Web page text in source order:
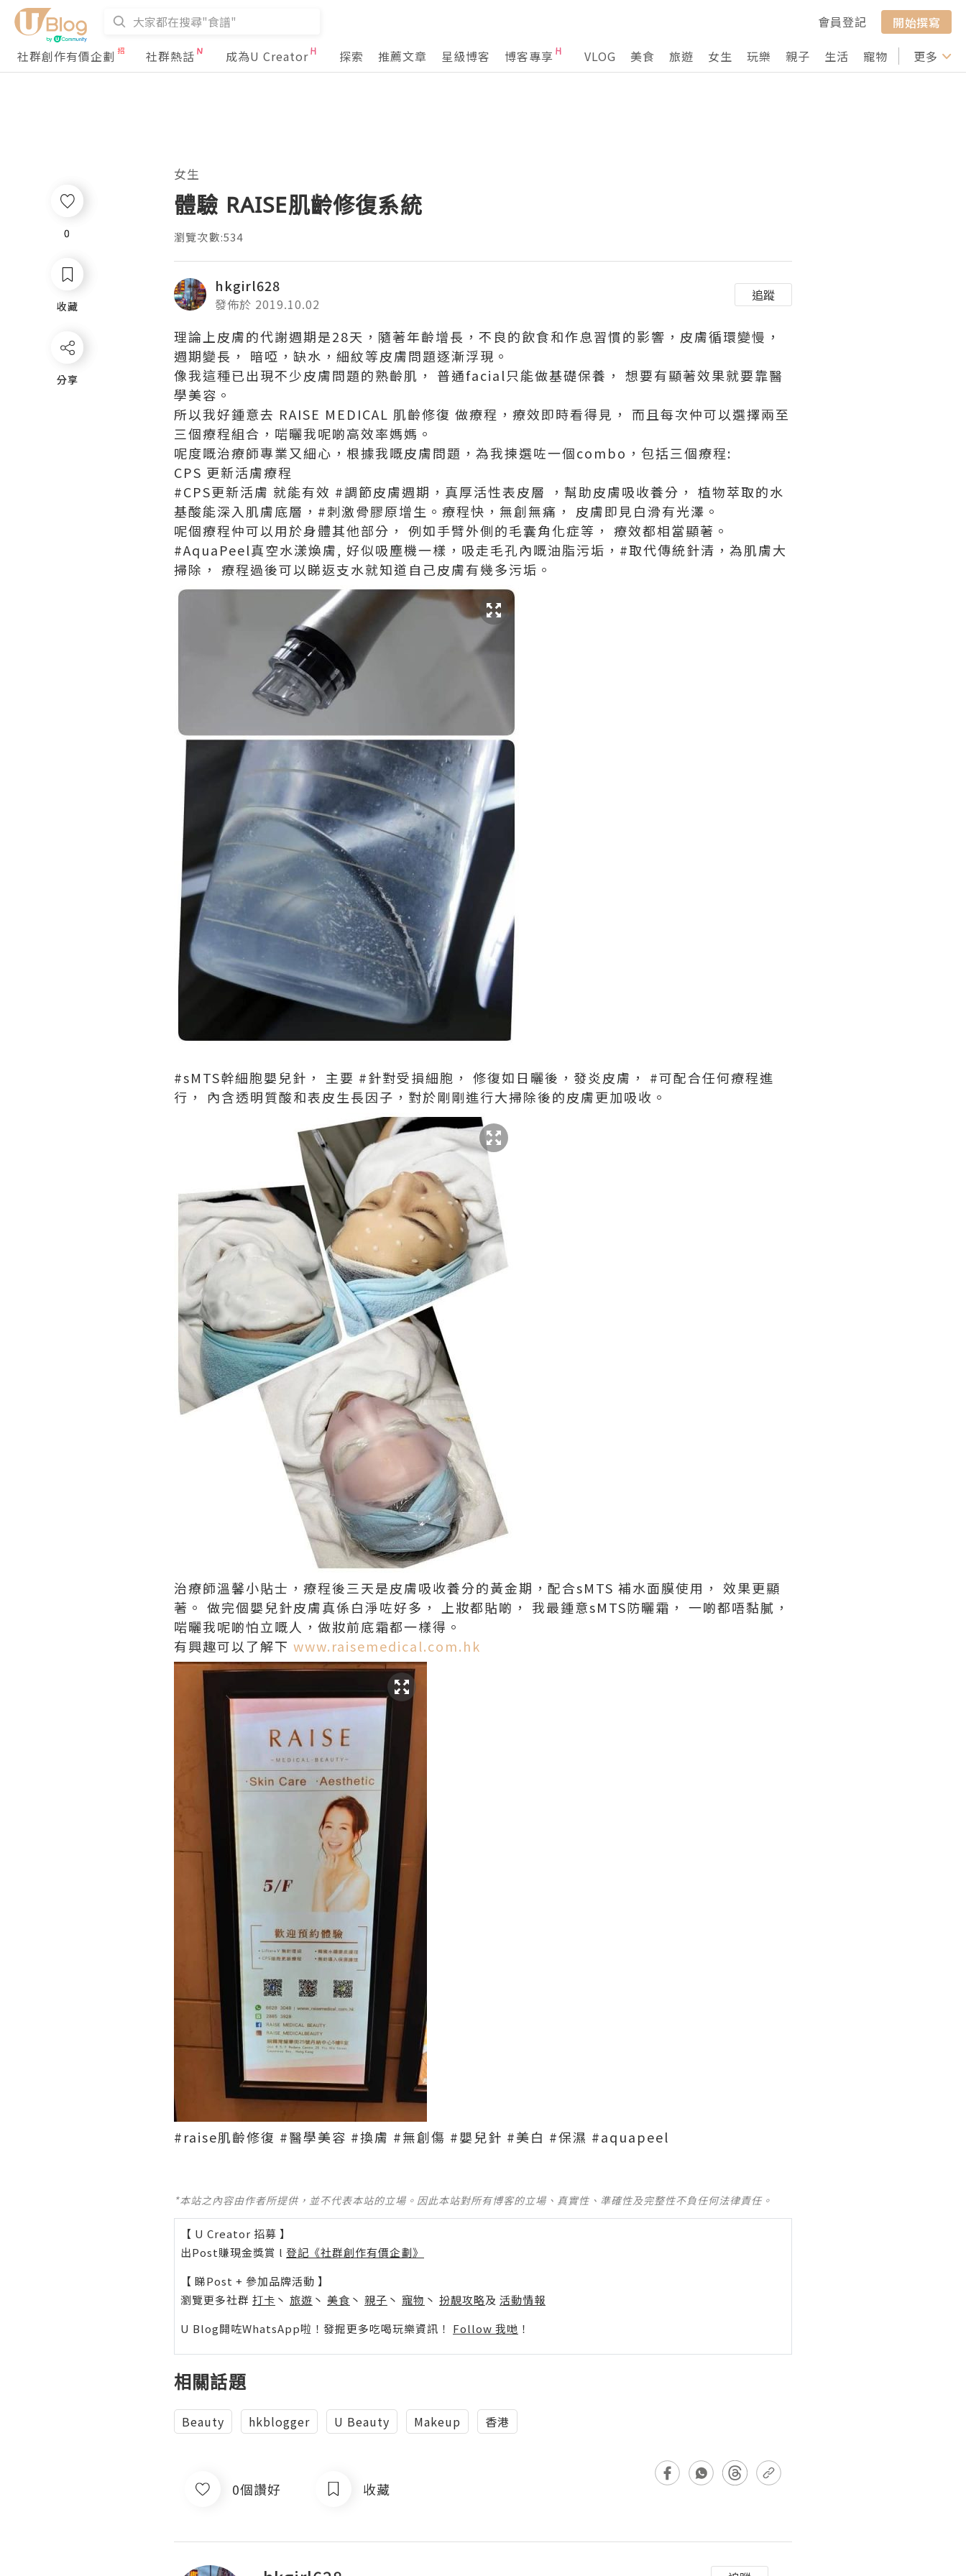
會員登記
開始撰寫
社群創作有價企劃
社群熱話 成為U Creator 探索 推薦文章 星級博客 博客專享 VLOG 美食 旅遊 女生 玩樂 親子 生活 寵物 行山 打卡
更多
0
收藏
分享
女生
體驗 RAISE肌齡修復系統
瀏覽次數:534
hkgirl628
發佈於 2019.10.02
追蹤
理論上皮膚的代謝週期是28天，隨著年齡增長，不良的飲食和作息習慣的影響，皮膚循環變慢，
週期變長， 暗啞，缺水，細紋等皮膚問題逐漸浮現。
像我這種已出現不少皮膚問題的熟齡肌， 普通facial只能做基礎保養， 想要有顯著效果就要靠醫
學美容。
所以我好鍾意去 RAISE MEDICAL 肌齡修復 做療程，療效即時看得見， 而且每次仲可以選擇兩至
三個療程組合，啱曬我呢啲高效率媽媽。
呢度嘅治療師專業又細心，根據我嘅皮膚問題，為我揀選咗一個combo，包括三個療程:
CPS 更新活膚療程
#CPS更新活膚 就能有效 #調節皮膚週期，真厚活性表皮層 ，幫助皮膚吸收養分， 植物萃取的水
基酸能深入肌膚底層，#刺激骨膠原增生。療程快，無創無痛， 皮膚即見白滑有光澤。
呢個療程仲可以用於身體其他部分， 例如手臂外側的毛囊角化症等， 療效都相當顯著。
#AquaPeel真空水漾煥膚, 好似吸塵機一樣，吸走毛孔內嘅油脂污垢，#取代傳統針清，為肌膚大
掃除， 療程過後可以睇返支水就知道自己皮膚有幾多污垢。
#sMTS幹細胞嬰兒針， 主要 #針對受損細胞， 修復如日曬後，發炎皮膚， #可配合任何療程進
行， 內含透明質酸和表皮生長因子，對於剛剛進行大掃除後的皮膚更加吸收。
治療師溫馨小貼士，療程後三天是皮膚吸收養分的黃金期，配合sMTS 補水面膜使用， 效果更顯
著。 做完個嬰兒針皮膚真係白淨咗好多， 上妝都貼啲， 我最鍾意sMTS防曬霜， 一啲都唔黏膩，
啱曬我呢啲怕立嘅人，做妝前底霜都一樣得。
有興趣可以了解下 www.raisemedical.com.hk
#raise肌齡修復 #醫學美容 #換膚 #無創傷 #嬰兒針 #美白 #保濕 #aquapeel
*本站之內容由作者所提供，並不代表本站的立場。因此本站對所有博客的立場、真實性、準確性及完整性不負任何法律責任。
【 U Creator 招募 】
出Post賺現金獎賞 l 登記《社群創作有價企劃》
【 睇Post + 參加品牌活動 】
瀏覽更多社群 打卡 丶 旅遊 丶 美食 丶 親子 丶 寵物 丶 扮靚攻略及 活動情報
U Blog開咗WhatsApp啦！發掘更多吃喝玩樂資訊！ Follow 我哋 ！
相關話題
Beauty hkblogger U Beauty Makeup 香港
0個讚好 收藏
0
收藏
分享